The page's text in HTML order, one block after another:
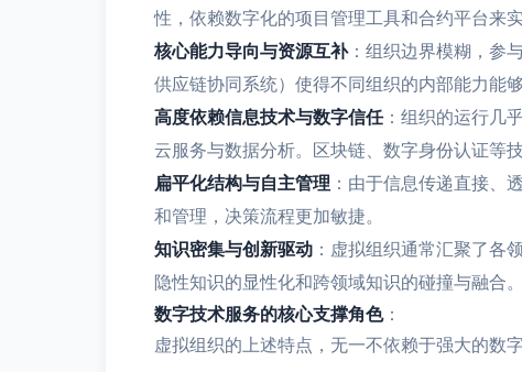
性，依赖数字化的项目管理工具和合约平台来
核心能力导向与资源互补：组织边界模糊，参
供应链协同系统）使得不同组织的内部能力能
高度依赖信息技术与数字信任：组织的运行几
云服务与数据分析。区块链、数字身份认证等
扁平化结构与自主管理 ：由于信息传递直接、
和管理，决策流程更加敏捷。
知识密集与创新驱动 ：虚拟组织通常汇聚了各
隐性知识的显性化和跨领域知识的碰撞与融合。
数字技术服务的核心支撑角色：
虚拟组织的上述特点，无一不依赖于强大的数